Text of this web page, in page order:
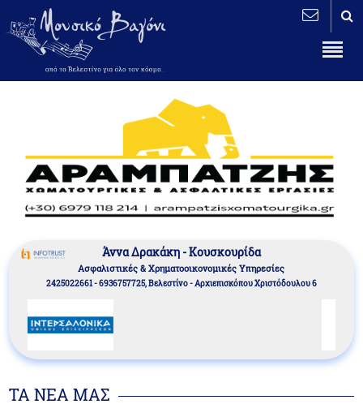
Άννα Δρακάκη - Κουσκουρίδα
Aσφαλιστικές & Χρηματοοικονομικές Υπηρεσίες
2425022661 - 6936757725, Βελεστίνο - Αρχιεπισκόπου Χριστόδουλου 6
ΤΑ ΝΕΑ ΜΑΣ